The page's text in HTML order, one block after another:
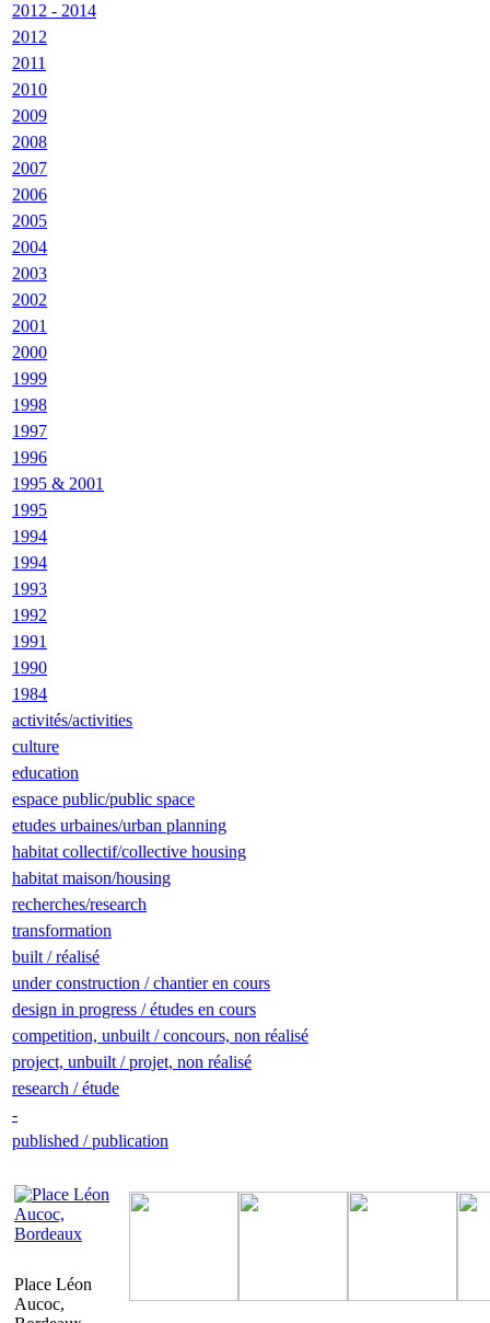
2012 - 2014
2012
2011
2010
2009
2008
2007
2006
2005
2004
2003
2002
2001
2000
1999
1998
1997
1996
1995 & 2001
1995
1994
1994
1993
1992
1991
1990
1984
activités/activities
culture
education
espace public/public space
etudes urbaines/urban planning
habitat collectif/collective housing
habitat maison/housing
recherches/research
transformation
built / réalisé
under construction / chantier en cours
design in progress / études en cours
competition, unbuilt / concours, non réalisé
project, unbuilt / projet, non réalisé
research / étude
-
published / publication
Place Léon
Aucoc,